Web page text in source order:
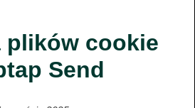
plików cookie
Send